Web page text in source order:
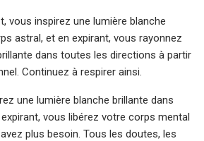
vous inspirez une lumière blanche
astral, et en expirant, vous rayonnez
dans toutes les directions à partir
Continuez à respirer ainsi.
une lumière blanche brillante dans
vous libérez votre corps mental
plus besoin. Tous les doutes, les